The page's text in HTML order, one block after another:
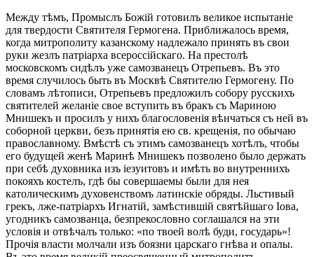
Между тѣмъ, Промыслъ Божій готовилъ великое испытаніе
для твердости Святителя Гермогена. Приближалось время,
когда митрополиту казанскому надлежало принять въ свои
руки жезлъ патріарха всероссійскаго. На престолѣ
московскомъ сидѣлъ уже самозванецъ Отрепьевъ. Въ это
время случилось быть въ Москвѣ Святителю Гермогену. По
словамъ лѣтописи, Отрепьевъ предложилъ собору русскихъ
святителей желаніе свое вступить въ бракъ съ Мариною
Мнишекъ и просилъ у нихъ благословенія вѣнчаться съ ней въ
соборной церкви, безъ принятія ею св. крещенія, по обычаю
православному. Вмѣстѣ съ этимъ самозванецъ хотѣлъ, чтобы
его будущей женѣ Маринѣ Мнишекъ позволено было держать
при себѣ духовника изъ іезуитовъ и имѣть во внутреннихъ
покояхъ костелъ, гдѣ бы совершаемы были для нея
католическимъ духовенствомъ латинскіе обряды. Льстивый
грекъ, лже-патріархъ Игнатій, замѣстившій святѣйшаго Іова,
угодникъ самозванца, безпрекословно соглашался на эти
условія и отвѣчалъ только: «по твоей волѣ буди, государь»!
Прочія власти молчали изъ боязни царскаго гнѣва и опалы.